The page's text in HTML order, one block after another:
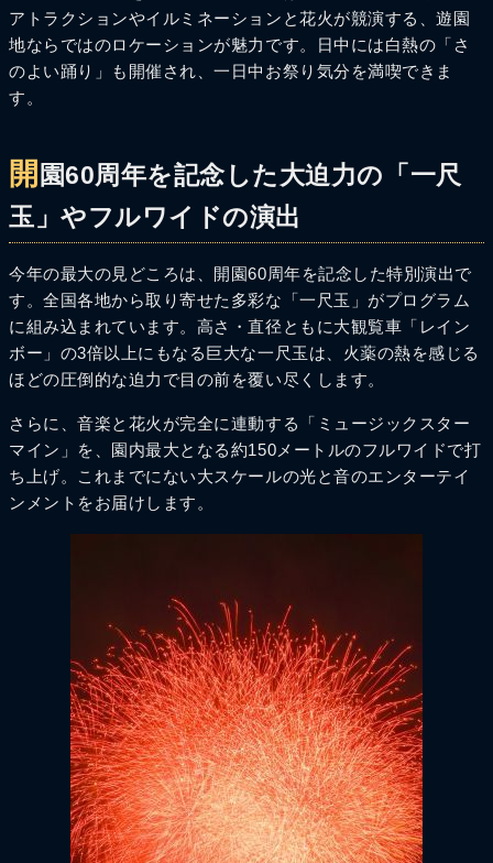
アトラクションやイルミネーションと花火が競演する、遊園
地ならではのロケーションが魅力です。日中には白熱の「さ
のよい踊り」も開催され、一日中お祭り気分を満喫できま
す。
開 園60周年を記念した大迫力の「一尺
玉」やフルワイドの演出
今年の最大の見どころは、開園60周年を記念した特別演出で
す。全国各地から取り寄せた多彩な「一尺玉」がプログラム
に組み込まれています。高さ・直径ともに大観覧車「レイン
ボー」の3倍以上にもなる巨大な一尺玉は、火薬の熱を感じる
ほどの圧倒的な迫力で目の前を覆い尽くします。
さらに、音楽と花火が完全に連動する「ミュージックスター
マイン」を、園内最大となる約150メートルのフルワイドで打
ち上げ。これまでにない大スケールの光と音のエンターテイ
ンメントをお届けします。